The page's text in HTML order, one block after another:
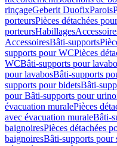
rinçageGeberit DuofixParois
porteursPièces détachées
porteursHabillages
AccessoiresBâti-supports
supports pour WCPièces
WCBâti-supports pour
pour lavabosBâti-supports
supports pour bidetsBâti-
pour Bâti-supports pour
évacuation muralePièces
avec évacuation muraleBâti-
baignoiresPièces détachées
baignoiresBâti-supports pour